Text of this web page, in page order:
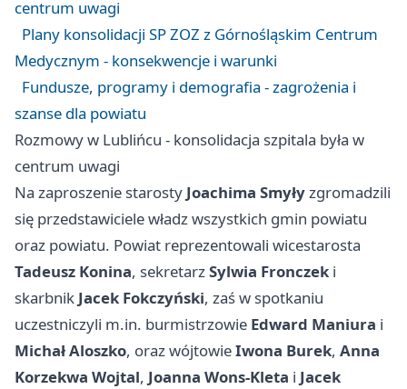
centrum uwagi
Plany konsolidacji SP ZOZ z Górnośląskim Centrum
Medycznym - konsekwencje i warunki
Fundusze, programy i demografia - zagrożenia i
szanse dla powiatu
Rozmowy w Lublińcu - konsolidacja szpitala była w
centrum uwagi
Na zaproszenie starosty Joachima Smyłyzgromadzili
się przedstawiciele władz wszystkich gmin powiatu
oraz powiatu. Powiat reprezentowali wicestarosta
Tadeusz Konina, sekretarzSylwia Fronczek i
skarbnik Jacek Fokczyński, zaś w spotkaniu
uczestniczyli m.in. burmistrzowie Edward Maniura i
Michał Aloszko, oraz wójtowieIwona Burek, Anna
Korzekwa Wojtal, Joanna Wons-Kleta i Jacek